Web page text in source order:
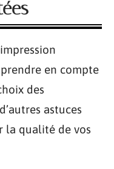
en compte
des
astuces
la qualité de vos